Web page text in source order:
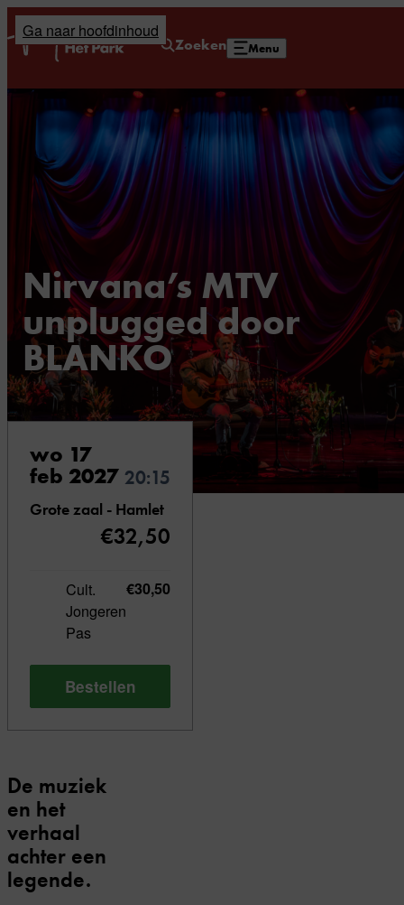
Ga naar hoofdinhoud
Zoeken Menu
Home
Nirvana’s MTV
unplugged door
BLANKO
wo 17
feb 2027 20:15
Grote zaal - Hamlet
€32,50
Cult.
Jongeren
Pas
€30,50
Bestellen
De muziek
en het
verhaal
achter een
legende.